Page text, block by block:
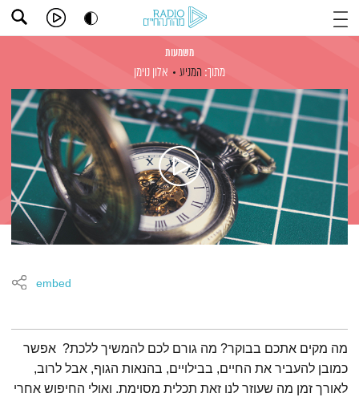
משמעות
מתוך: המניע אלון נוימן
embed
תמצית הפודקאסט
מה מקים אתכם בבוקר? מה גורם לכם להמשיך ללכת? אפשר
כמובן להעביר את החיים, בבילויים, בהנאות הגוף, אבל לרוב,
לאורך זמן מה שעוזר לנו זאת תכלית מסוימת. ואולי החיפוש אחרי